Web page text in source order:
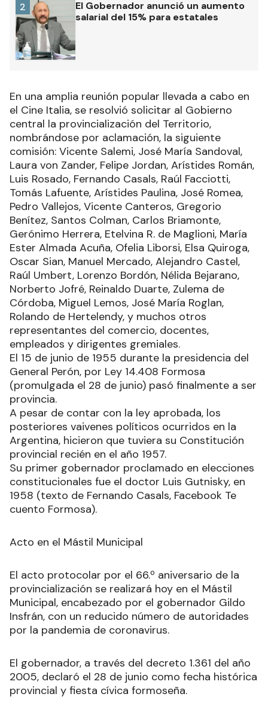
El Gobernador anunció un aumento
salarial del 15% para estatales
2
En una amplia reunión popular llevada a cabo en
el Cine Italia, se resolvió solicitar al Gobierno
central la provincialización del Territorio,
nombrándose por aclamación, la siguiente
comisión: Vicente Salemi, José María Sandoval,
Laura von Zander, Felipe Jordan, Arístides Román,
Luis Rosado, Fernando Casals, Raúl Facciotti,
Tomás Lafuente, Arístides Paulina, José Romea,
Pedro Vallejos, Vicente Canteros, Gregorio
Benítez, Santos Colman, Carlos Briamonte,
Gerónimo Herrera, Etelvina R. de Maglioni, María
Ester Almada Acuña, Ofelia Liborsi, Elsa Quiroga,
Oscar Sian, Manuel Mercado, Alejandro Castel,
Raúl Umbert, Lorenzo Bordón, Nélida Bejarano,
Norberto Jofré, Reinaldo Duarte, Zulema de
Córdoba, Miguel Lemos, José María Roglan,
Rolando de Hertelendy, y muchos otros
representantes del comercio, docentes,
empleados y dirigentes gremiales.
El 15 de junio de 1955 durante la presidencia del
General Perón, por Ley 14.408 Formosa
(promulgada el 28 de junio) pasó finalmente a ser
provincia.
A pesar de contar con la ley aprobada, los
posteriores vaivenes políticos ocurridos en la
Argentina, hicieron que tuviera su Constitución
provincial recién en el año 1957.
Su primer gobernador proclamado en elecciones
constitucionales fue el doctor Luis Gutnisky, en
1958 (texto de Fernando Casals, Facebook Te
cuento Formosa).
Acto en el Mástil Municipal
El acto protocolar por el 66.º aniversario de la
provincialización se realizará hoy en el Mástil
Municipal, encabezado por el gobernador Gildo
Insfrán, con un reducido número de autoridades
por la pandemia de coronavirus.
El gobernador, a través del decreto 1.361 del año
2005, declaró el 28 de junio como fecha histórica
provincial y fiesta cívica formoseña.